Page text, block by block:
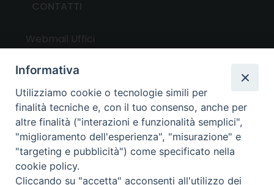
UTILITY
News
Altri articoli
Notizie nazionali
Informativa
Utilizziamo cookie o tecnologie simili per
finalità tecniche e, con il tuo consenso, anche per
altre finalità ("interazioni e funzionalità semplici",
"miglioramento dell'esperienza", "misurazione" e
"targeting e pubblicità") come specificato nella
cookie policy.
Cliccando su "accetta" acconsenti all'utilizzo dei